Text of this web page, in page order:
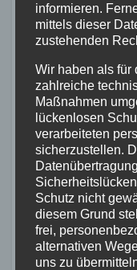
     die unbekannten Täter
gelöscht
keine
     weiteren persönlichen Daten
preis. Die
     wichtige Beweismittel in
einem
Weitere
https://
evention/
informieren.
mittels dieser
zustehenden
Wir haben als für
zahlreiche
Maßnahmen
lückenlosen
verarbeiteten
sicherzustellen.
Schutz nicht
diesem Grund
frei,
alternativen
uns zu